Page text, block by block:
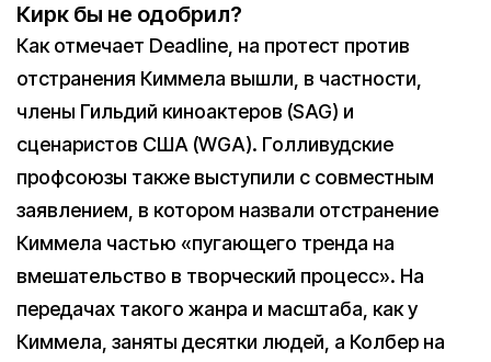
Кирк бы не одобрил?
Как отмечает Deadline, на протест против
отстранения Киммела вышли, в частности,
члены Гильдий киноактеров (SAG) и
сценаристов США (WGA). Голливудские
профсоюзы также выступили с совместным
заявлением, в котором назвали отстранение
Киммела частью «пугающего тренда на
вмешательство в творческий процесс». На
передачах такого жанра и масштаба, как у
Киммела, заняты десятки людей, а Колбер на